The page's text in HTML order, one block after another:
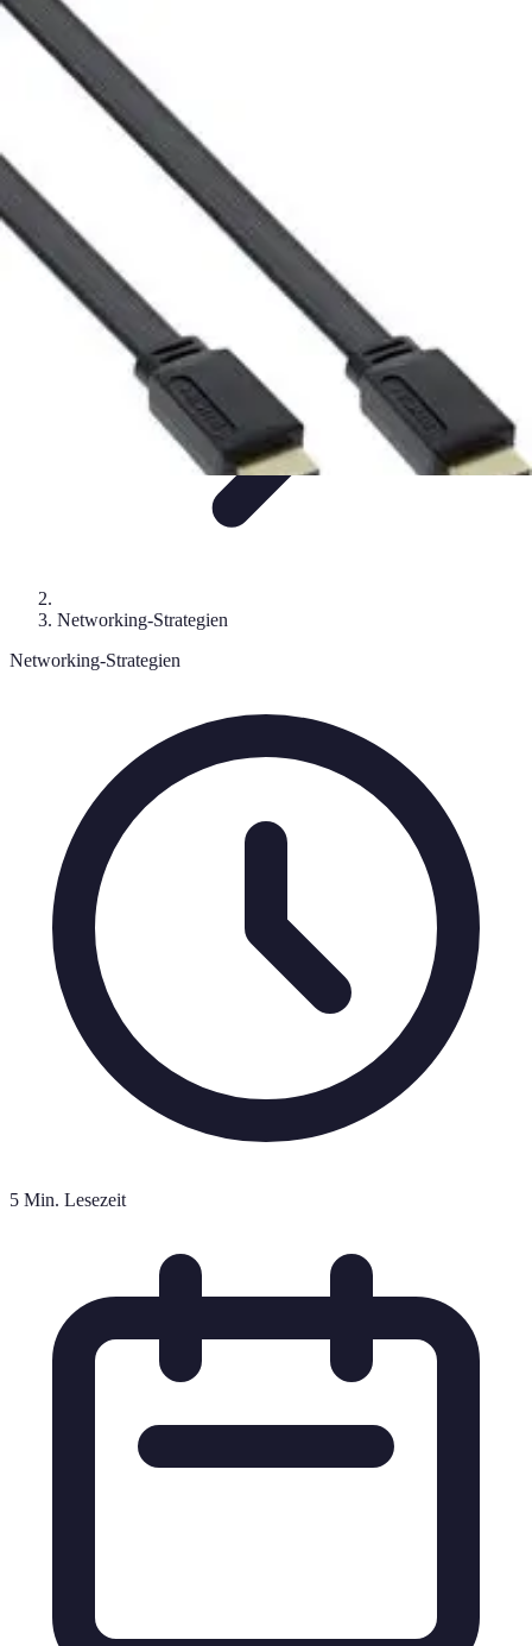
Vernetzt Bleiben
Netzwerkstrategien
Networking
Strategien
Vernetzt Bleiben
Networking-Strategien
Networking-Strategien
5 Min. Lesezeit